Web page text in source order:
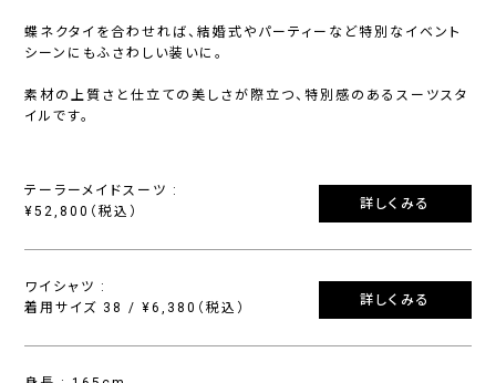
蝶ネクタイを合わせれば、結婚式やパーティーなど特別なイベント
シーンにもふさわしい装いに。
素材の上質さと仕立ての美しさが際立つ、特別感のあるスーツスタ
イルです。
テーラーメイドスーツ :
¥52,800（税込）
詳しくみる
ワイシャツ :
着用サイズ 38 / ¥6,380（税込）
詳しくみる